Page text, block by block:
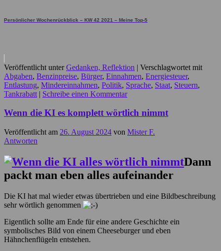
Persönlicher Wochenrückblick – KW 42 2021 – Meine Top-5
Veröffentlicht unter Gedanken, Reflektion | Verschlagwortet mit
Abgaben, Benzinpreise, Bürger, Einnahmen, Energiesteuer,
Entlastung, Mindereinnahmen, Politik, Sprache, Staat, Steuern,
Tankrabatt | Schreibe einen Kommentar
Wenn die KI es komplett wörtlich nimmt
Veröffentlicht am 26. August 2024 von Mister F.
Antworten
Dann
packt man eben alles aufeinander
Die KI hat mal wieder etwas übertrieben und eine Bildbeschreibung
sehr wörtlich genommen
Eigentlich sollte am Ende für eine andere Geschichte ein
symbolisches Bild von einem Cheeseburger und eben
Hähnchenflügeln entstehen.